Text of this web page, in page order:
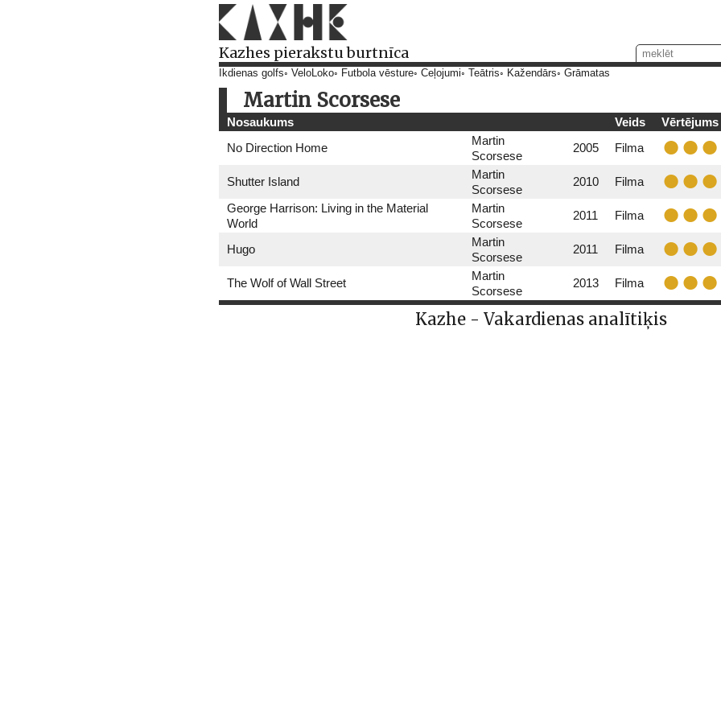
Kazhes pierakstu burtnīca
Ikdienas golfs VeloLoko Futbola vēsture Ceļojumi Teātris Kažendārs Grāmatas
Martin Scorsese
Nosaukums Veids
Vērtējums
No Direction Home
Martin
Scorsese
2005 Filma
Shutter Island
Martin
Scorsese
2010
Filma
George Harrison: Living in the Material
World
Martin
Scorsese
2011 Filma
Hugo
Martin
Scorsese
2011 Filma
The Wolf of Wall Street
Martin
Scorsese
2013 Filma
Kazhe - Vakardienas analītiķis